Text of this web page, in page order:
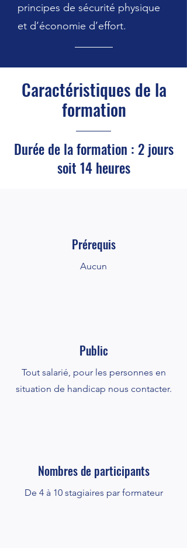
principes de sécurité physique
et d’économie d’effort.
Caractéristiques de la
formation
Durée de la formation : 2 jours
soit 14 heures
Prérequis
Aucun
Public
Tout salarié, pour les personnes en
situation de handicap nous contacter.
Nombres de participants
De 4 à 10 stagiaires par formateur